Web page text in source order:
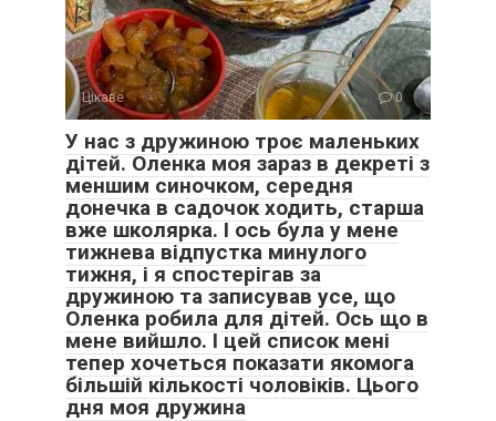
Цікаве 0
У нас з дружиною троє маленьких
дітей. Оленка моя зараз в декреті з
меншим синочком, середня
донечка в садочок ходить, старша
вже школярка. І ось була у мене
тижнева відпустка минулого
тижня, і я спостерігав за
дружиною та записував усе, що
Оленка робила для дітей. Ось що в
мене вийшло. І цей список мені
тепер хочеться показати якомога
більшій кількості чоловіків. Цього
дня моя дружина